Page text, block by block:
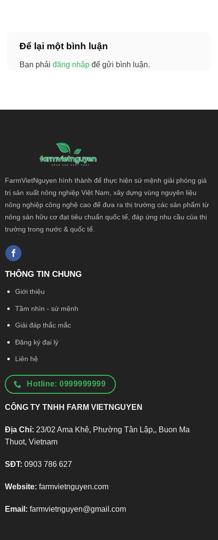
Để lại một bình luận
Bạn phải đăng nhập để gửi bình luận.
FarmVietNguyen hình thành để thực hiện sứ mệnh giải phóng giá
trị sản xuất nông nghiệp Việt Nam, xây dựng vùng nguyên liệu
nông nghiệp công nghệ cao để đưa ra thị trường các sản phẩm từ
nông sản hữu cơ đạt tiêu chuẩn quốc tế, đáp ứng nhu cầu của thị
trường trong nước & quốc tế.
THÔNG TIN CHUNG
Giới thiệu
Tầm nhìn - sứ mệnh
Giải đáp thắc mắc
Đăng ký đại lý
Liên hệ
Hotline: 0999999999
CÔNG TY TNHH FARM VIETNGUYEN
Địa Chỉ: 23/02 Ama Khê, Phường Tân Lập,, Buon Ma
Thuot, Vietnam
SĐT: 0903 786 627
Website: farmvietnguyen.com
Email: farmvietnguyen@gmail.com